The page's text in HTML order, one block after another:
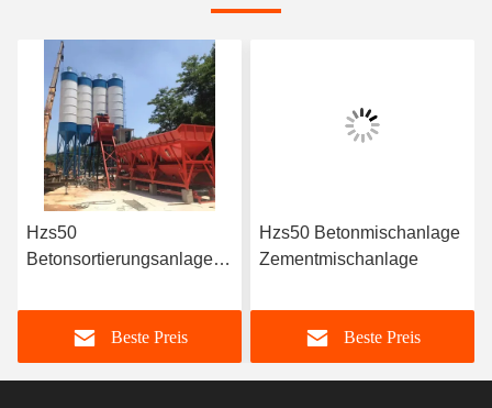
Hzs50
Betonsortierungsanlage
Betonmischmaschine
Preis in ChinaBeste Preis
Hzs50 Betonmischanlage
Zementmischanlage
Beste Preis